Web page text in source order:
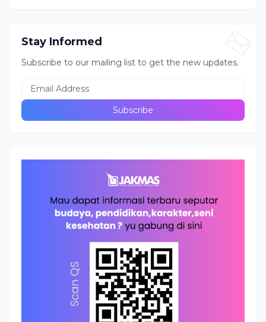
Stay Informed
Subscribe to our mailing list to get the new updates.